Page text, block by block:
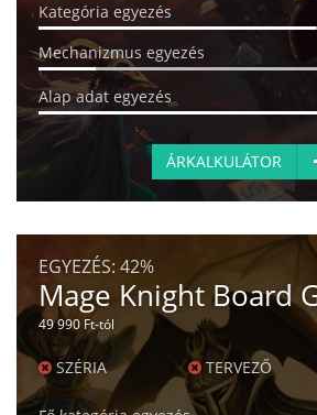
Kategória egyezés
Mechanizmus egyezés
Alap adat egyezés
ÁRKALKULÁTOR
EGYEZÉS: 42%
Mage Knight Board
49 990 Ft-tól
SZÉRIA TERVEZŐ